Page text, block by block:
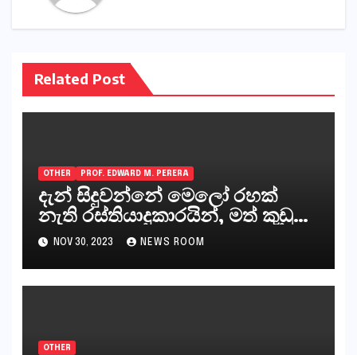
Related Post
OTHER PROF. EDWARD M. PERERA
දැන් සිදුවන්නේ මෙලෝ රහක්
නැති රස්තියාදුකාරයින්, මත් කුඩු
ගෙන්වන්නන් සහ අලෙවි
කරන්නන්,කැලෑපාළුවන්, මහජන
නියෝජිතයින්
NOV 30, 2023 NEWS ROOM
OTHER